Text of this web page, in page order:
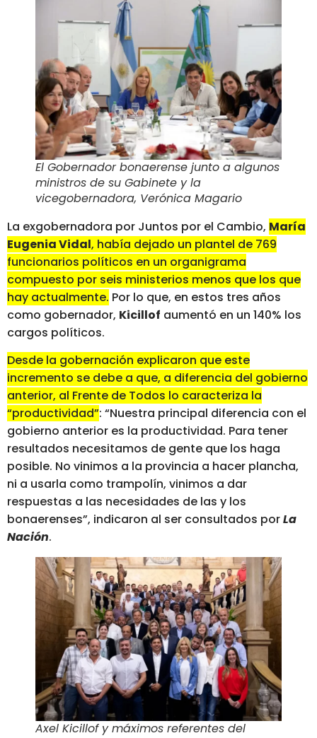
El Gobernador bonaerense junto a algunos
ministros de su Gabinete y la
vicegobernadora, Verónica Magario
La exgobernadora por Juntos por el Cambio, María
Eugenia Vidal, había dejado un plantel de 769
funcionarios políticos en un organigrama
compuesto por seis ministerios menos que los que
hay actualmente. Por lo que, en estos tres años
como gobernador, Kicillof aumentó en un 140% los
cargos políticos.
Desde la gobernación explicaron que este
incremento se debe a que, a diferencia del gobierno
anterior, al Frente de Todos lo caracteriza la
“productividad”: “Nuestra principal diferencia con el
gobierno anterior es la productividad. Para tener
resultados necesitamos de gente que los haga
posible. No vinimos a la provincia a hacer plancha,
ni a usarla como trampolín, vinimos a dar
respuestas a las necesidades de las y los
bonaerenses”, indicaron al ser consultados porLa
Nación.
Axel Kicillof y máximos referentes del